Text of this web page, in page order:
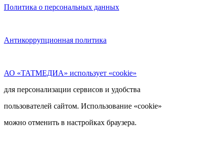
Политика о персональных данных
Антикоррупционная политика
АО «ТАТМЕДИА» использует «cookie»
для персонализации сервисов и удобства
пользователей сайтом. Использование «cookie»
можно отменить в настройках браузера.